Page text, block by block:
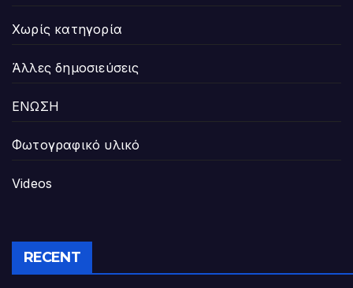
Χωρίς κατηγορία
Άλλες δημοσιεύσεις
ΕΝΩΣΗ
Φωτογραφικό υλικό
Videos
RECENT